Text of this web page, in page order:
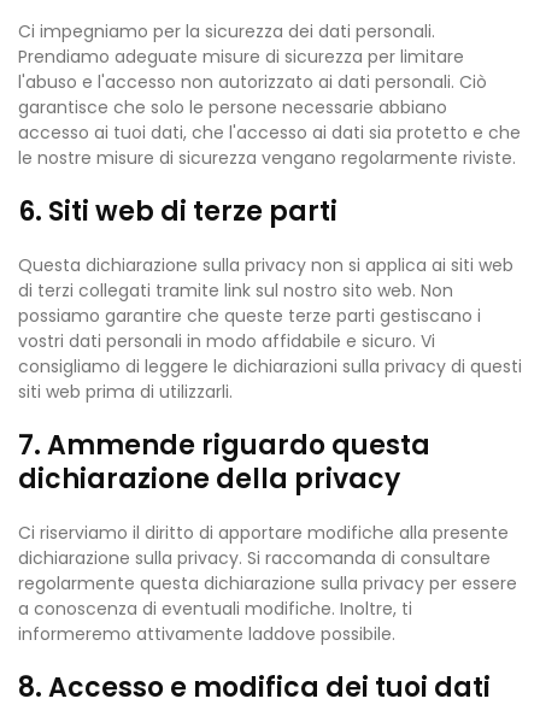
Ci impegniamo per la sicurezza dei dati personali.
Prendiamo adeguate misure di sicurezza per limitare
l'abuso e l'accesso non autorizzato ai dati personali. Ciò
garantisce che solo le persone necessarie abbiano
accesso ai tuoi dati, che l'accesso ai dati sia protetto e che
le nostre misure di sicurezza vengano regolarmente riviste.
6. Siti web di terze parti
Questa dichiarazione sulla privacy non si applica ai siti web
di terzi collegati tramite link sul nostro sito web. Non
possiamo garantire che queste terze parti gestiscano i
vostri dati personali in modo affidabile e sicuro. Vi
consigliamo di leggere le dichiarazioni sulla privacy di questi
siti web prima di utilizzarli.
7. Ammende riguardo questa
dichiarazione della privacy
Ci riserviamo il diritto di apportare modifiche alla presente
dichiarazione sulla privacy. Si raccomanda di consultare
regolarmente questa dichiarazione sulla privacy per essere
a conoscenza di eventuali modifiche. Inoltre, ti
informeremo attivamente laddove possibile.
8. Accesso e modifica dei tuoi dati